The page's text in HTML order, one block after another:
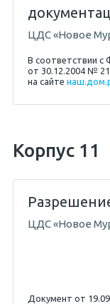
ЦДС «Новое
В соответствии
от 30.12.2004 №
на сайте
Корпус 11
ЦДС «Новое
Документ от